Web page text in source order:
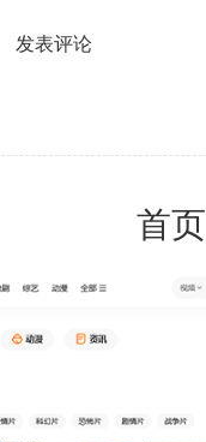
发表评论